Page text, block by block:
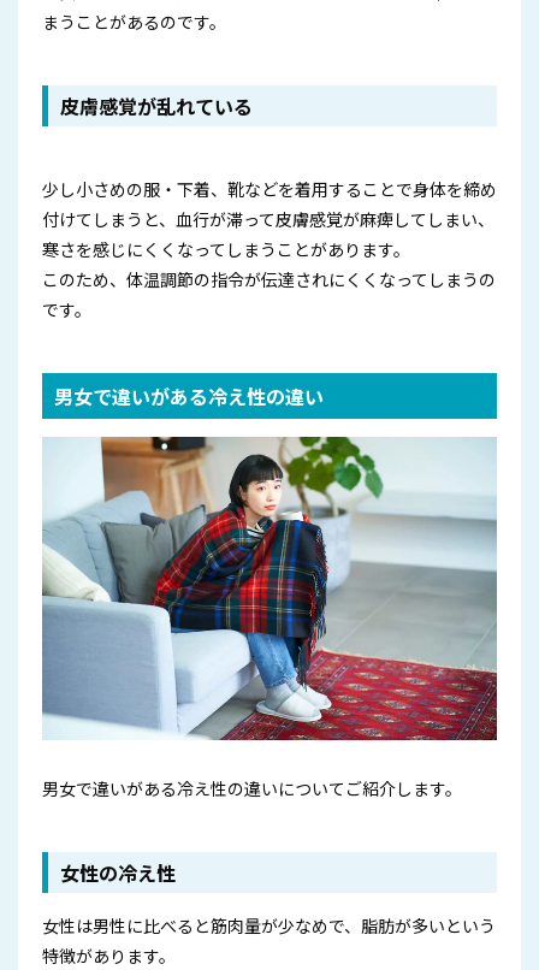
まうことがあるのです。
皮膚感覚が乱れている
少し小さめの服・下着、靴などを着用することで身体を締め
付けてしまうと、血行が滞って皮膚感覚が麻痺してしまい、
寒さを感じにくくなってしまうことがあります。
このため、体温調節の指令が伝達されにくくなってしまうの
です。
男女で違いがある冷え性の違い
男女で違いがある冷え性の違いについてご紹介します。
女性の冷え性
女性は男性に比べると筋肉量が少なめで、脂肪が多いという
特徴があります。